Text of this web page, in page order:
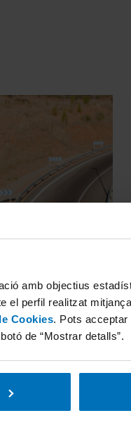
amb objectius
el perfil realitzat
Cookies. Pots
de “Mostrar detalls”.